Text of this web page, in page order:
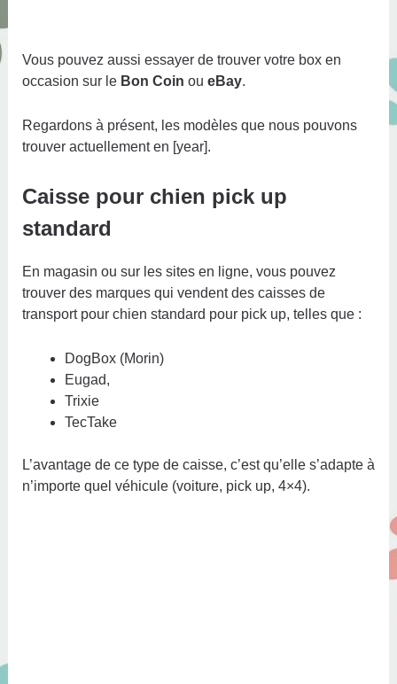
Vous pouvez aussi essayer de trouver votre box en
occasion sur le Bon Coin ou eBay.
Regardons à présent, les modèles que nous pouvons
trouver actuellement en [year].
Caisse pour chien pick up
standard
En magasin ou sur les sites en ligne, vous pouvez
trouver des marques qui vendent des caisses de
transport pour chien standard pour pick up, telles que :
DogBox (Morin)
Eugad,
Trixie
TecTake
L’avantage de ce type de caisse, c’est qu’elle s’adapte à
n’importe quel véhicule (voiture, pick up, 4×4).